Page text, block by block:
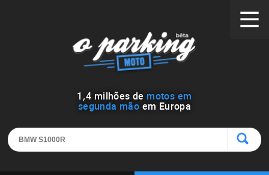
1 ,4 milhões de motos em
segunda mão em Europa